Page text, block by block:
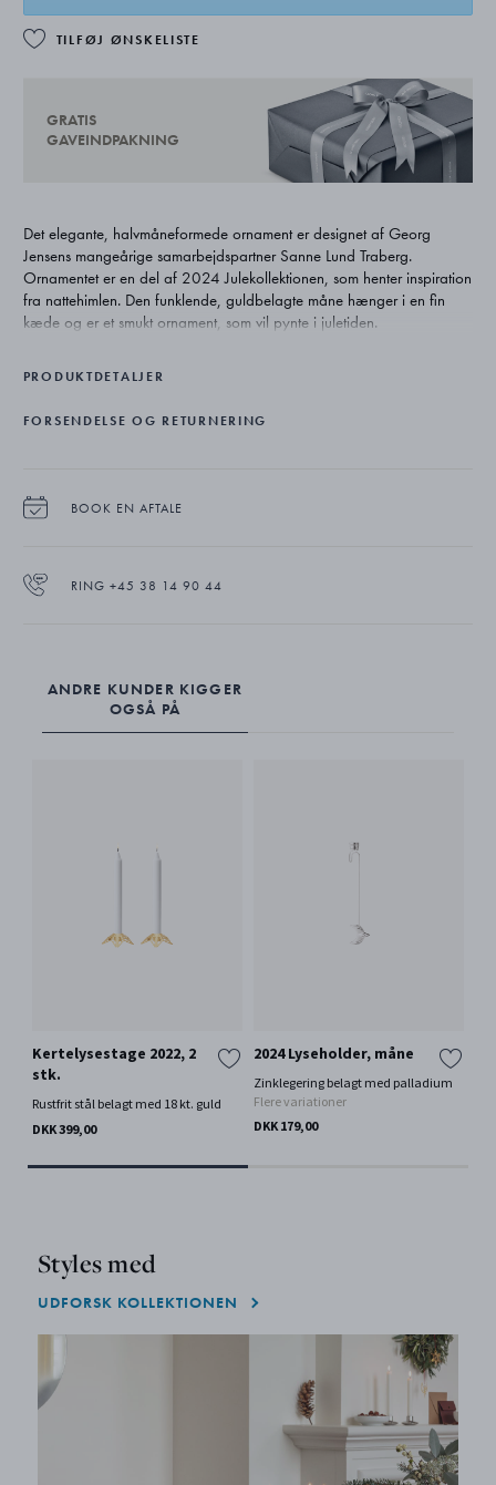
TILFØJ ØNSKELISTE
GRATIS
GAVEINDPAKNING
Det elegante, halvmåneformede ornament er designet af Georg
Jensens mangeårige samarbejdspartner Sanne Lund Traberg.
Ornamentet er en del af 2024 Julekollektionen, som henter inspiration
fra nattehimlen. Den funklende, guldbelagte måne hænger i en fin
kæde og er et smukt ornament, som vil pynte i juletiden.
PRODUKTDETALJER
FORSENDELSE OG RETURNERING
BOOK EN AFTALE
RING +45 38 14 90 44
ANDRE KUNDER KIGGER
OGSÅ PÅ
Kertelysestage 2022, 2
stk.
Rustfrit stål belagt med 18 kt. guld
DKK 399,00
2024 Lyseholder, måne
Zinklegering belagt med palladium
Flere variationer
DKK 179,00
Styles med
UDFORSK KOLLEKTIONEN